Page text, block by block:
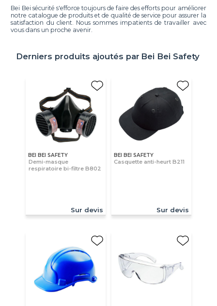
Bei Bei sécurité s'efforce toujours de faire des efforts pour améliorer
notre catalogue de produits et de qualité de service pour assurer la
satisfaction du client. Nous sommes impatients de travailler avec
vous dans un proche avenir.
Derniers produits ajoutés par Bei Bei Safety
BEI BEI SAFETY
Demi-masque
respiratoire bi-filtre B802
Sur devis
BEI BEI SAFETY
Casquette anti-heurt B211
Sur devis